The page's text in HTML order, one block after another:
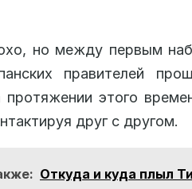
но между первым
правителей
протяжении этого
друг с другом.
Откуда и куда плыл